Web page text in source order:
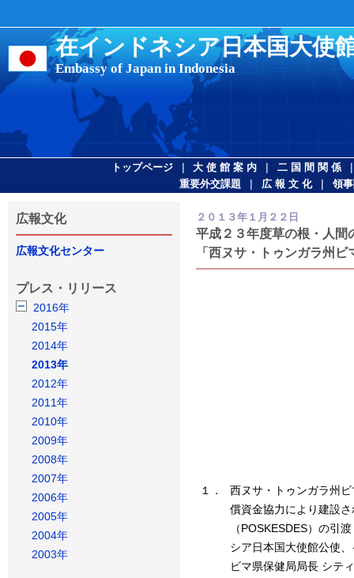
在インドネシア日本国大使
Embassy of Japan in Indonesia
トップページ | 大 使 館 案 内 | 二 国 間 関 係
重要外交課題 | 広 報 文 化 | 領
広報文化
広報文化センター
プレス・リリース
2016年
2015年
2014年
2013年
2012年
2011年
2010年
2009年
2008年
2007年
2006年
2005年
2004年
2003年
２０１３年１月２２日
平成２３年度草の根・人間
「西ヌサ・トゥンガラ州
１．
西ヌサ・トゥンガラ州
償資金協力により建設
（POSKESDES）の引
シア日本国大使館公使
ビマ県保健局局長 シテ